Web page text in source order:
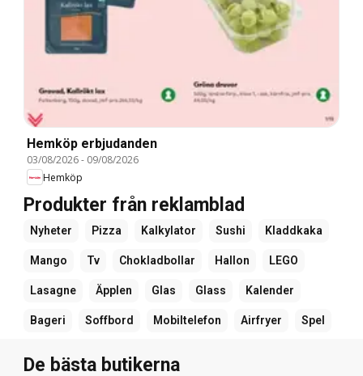
Hemköp erbjudanden
03/08/2026- 09/08/2026
Hemköp
Produkter från reklamblad
Nyheter Pizza Kalkylator Sushi Kladdkaka
Mango Tv Chokladbollar Hallon LEGO
Lasagne Äpplen Glas Glass Kalender
Bageri Soffbord Mobiltelefon Airfryer Spel
De bästa butikerna